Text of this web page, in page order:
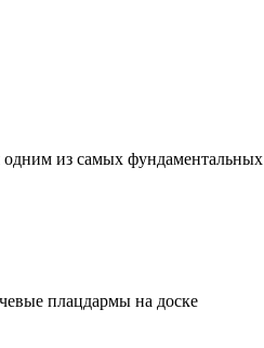
из самых фундаментальных
плацдармы на доске